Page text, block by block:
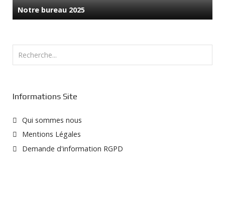
Notre bureau 2025
Rechercher
Informations Site
Qui sommes nous
Mentions Légales
Demande d'information RGPD